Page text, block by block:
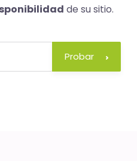
de su sitio.
Probar